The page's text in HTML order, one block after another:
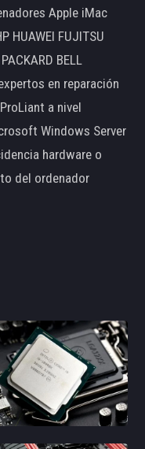
Apple iMac
HUAWEI FUJITSU
BELL
en reparación
a nivel
Windows Server
hardware o
del ordenador